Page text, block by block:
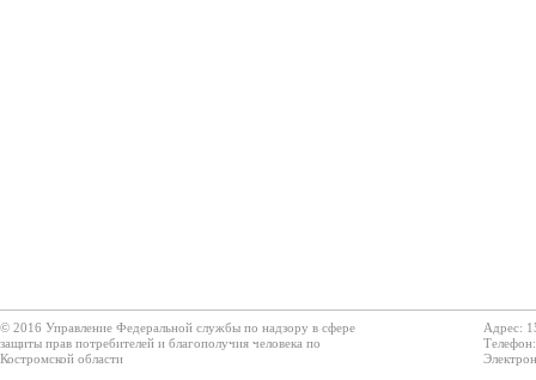
© 2016 Управление Федеральной службы по надзору в сфере
защиты прав потребителей и благополучия человека по
Костромской области
Адрес: